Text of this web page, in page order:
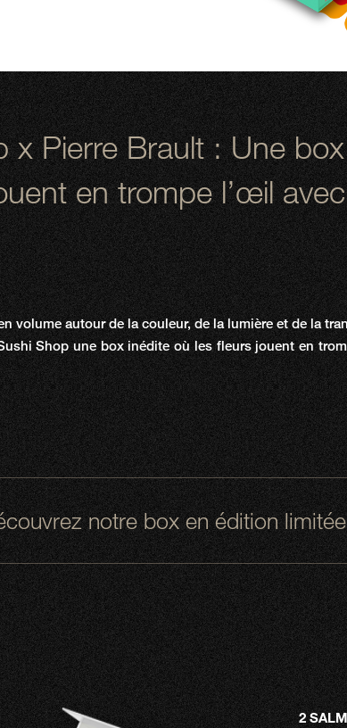
x Pierre Brault : Une
en trompe l’œil
volume autour de la couleur, de la lumière et de la
Shop une box inédite où les fleurs jouent en
notre box en édition
2